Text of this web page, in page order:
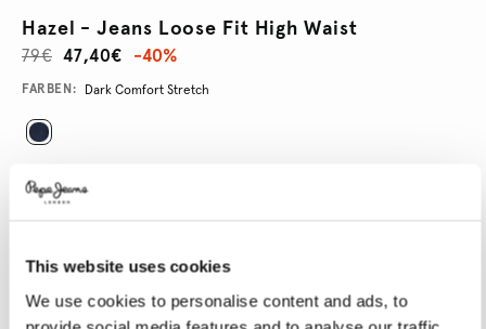
This website uses cookies
We use cookies to personalise content and ads, to
Hazel - Jeans Loose Fit High Waist
47,40€
79€ -40%
Promotions
Variations
FARBEN: Dark Comfort Stretch
GRÖßE AUSWÄHLEN:
29 30 31
34